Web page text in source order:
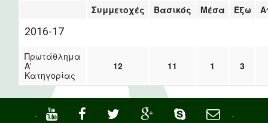
Συμμετοχές Βασικός Μέσα Έξω
2016-17
Πρωτάθλημα
Α'
Κατηγορίας
12 11 1 3
· ·